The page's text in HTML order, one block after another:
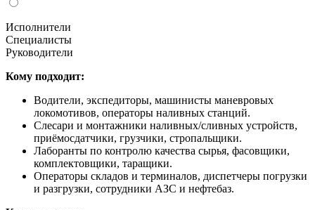
Исполнители
Специалисты
Руководители
Кому подходит:
Водители, экспедиторы, машинисты маневровых
локомотивов, операторы наливных станций.
Слесари и монтажники наливных/сливных устройств,
приёмосдатчики, грузчики, стропальщики.
Лаборанты по контролю качества сырья, фасовщики,
комплектовщики, таращики.
Операторы складов и терминалов, диспетчеры погрузки
и разгрузки, сотрудники АЗС и нефтебаз.